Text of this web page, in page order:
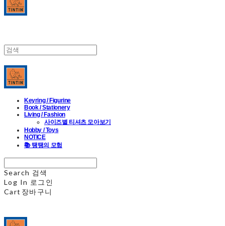
Keyring / Figurine
Book / Stationery
Living / Fashion
사이즈별 티셔츠 모아보기
Hobby / Toys
NOTICE
📚 땡땡의 모험
Search 검색
Log In 로그인
Cart 장바구니